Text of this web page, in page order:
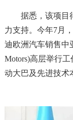
据悉，该项目得
力支持。今年7月
迪欧洲汽车销售中
Motors)高层举行
动大巴及先进技术